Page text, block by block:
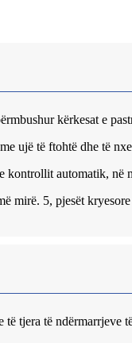
kërkesat e
ujë të ftohtë dhe të
automatik, në
5, pjesët
tjera të